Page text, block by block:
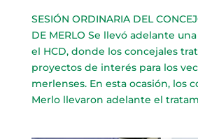
SESIÓN ORDINARIA DEL
DE MERLO Se llevó adelante
el HCD, donde los concejales
proyectos de interés para los
merlenses. En esta ocasión, los
Merlo llevaron adelante el